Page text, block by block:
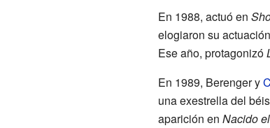
En 1988, actuó en
elogiaron su
Ese año, protagonizó
En 1989, Berenger y
una exestrella del
aparición en Nacido